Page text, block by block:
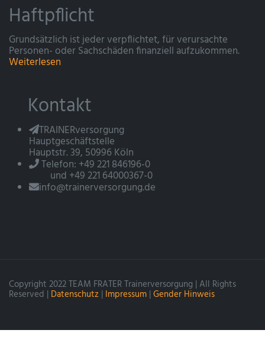
Haftpflicht
Grundsätzlich ist jeder verpflichtet, für verursachte
Personen- oder Sachschäden finanziell aufzukommen.
Weiterlesen
Kontakt
TRAINERversorgung
Hauptgeschäftstelle
Hauptstr. 39, 50996 Köln
Telefon: +49 221 846196-0
und +49 221 64000367-0
info@trainerversorgung.de
Copyright 2022 TEAM FRATER Trainerversorgung | All Rights
Reserved | Datenschutz | Impressum | Gender Hinweis